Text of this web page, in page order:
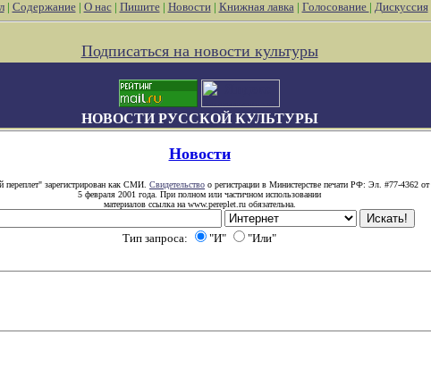
| Содержание| О нас| Пишите| Новости| Книжная лавка| Голосование | Дискуссия
Подписаться на новости культуры
НОВОСТИ РУССКОЙ КУЛЬТУРЫ
Новости
переплет" зарегистрирован как СМИ. Свидетельство о регистрации в Министерстве печати РФ: Эл. #77-4362 от
5 февраля 2001 года. При полном или частичном использовании
материалов ссылка на www.pereplet.ru обязательна.
Тип запроса: "И" "Или"